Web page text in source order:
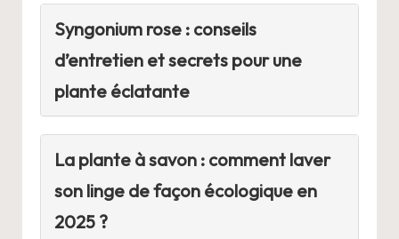
Syngonium rose : conseils
d’entretien et secrets pour une
plante éclatante
La plante à savon : comment laver
son linge de façon écologique en
2025 ?